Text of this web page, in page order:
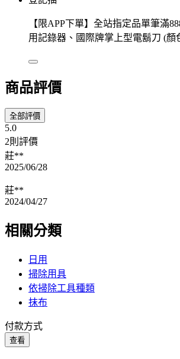
【限APP下單】全站指定品單筆滿
用記錄器、國際牌掌上型電鬍刀 (顏
商品評價
全部評價
5.0
2則評價
莊**
2025/06/28
莊**
2024/04/27
相關分類
日用
掃除用具
依掃除工具種類
抹布
付款方式
查看